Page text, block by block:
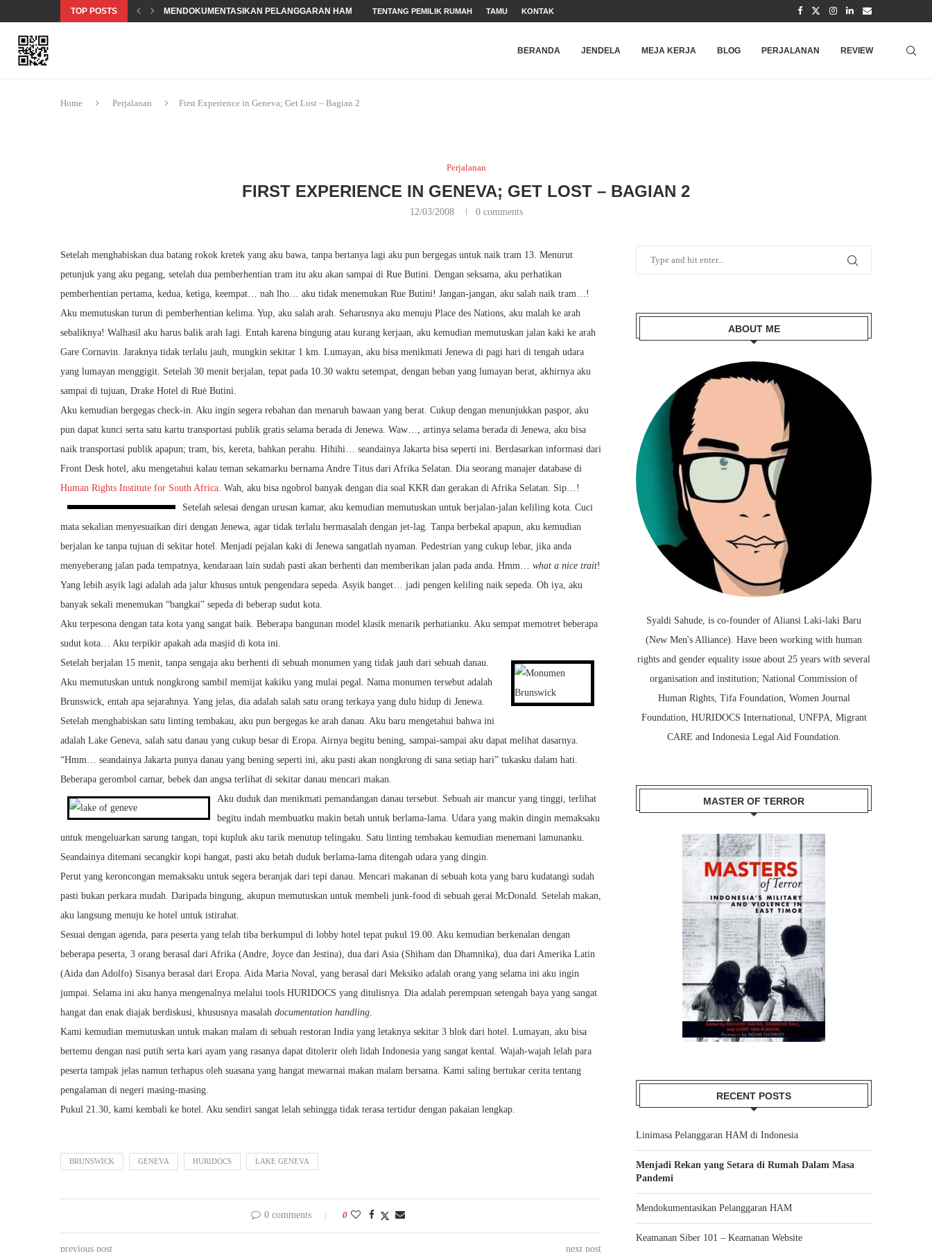
TOP POSTS MENDOKUMENTASIKAN PELANGGARAN HAM TENTANG PEMILIK RUMAH TAMU KONTAK
BERANDA JENDELA MEJA KERJA BLOG PERJALANAN REVIEW
Home Perjalanan First Experience in Geneva; Get Lost – Bagian 2
Perjalanan
FIRST EXPERIENCE IN GENEVA; GET LOST – BAGIAN 2
12/03/2008 0 comments
Setelah menghabiskan dua batang rokok kretek yang aku bawa, tanpa bertanya lagi aku pun bergegas untuk naik tram 13. Menurut
petunjuk yang aku pegang, setelah dua pemberhentian tram itu aku akan sampai di Rue Butini. Dengan seksama, aku perhatikan
pemberhentian pertama, kedua, ketiga, keempat… nah lho… aku tidak menemukan Rue Butini! Jangan-jangan, aku salah naik tram…!
Aku memutuskan turun di pemberhentian kelima. Yup, aku salah arah. Seharusnya aku menuju Place des Nations, aku malah ke arah
sebaliknya! Walhasil aku harus balik arah lagi. Entah karena bingung atau kurang kerjaan, aku kemudian memutuskan jalan kaki ke arah
Gare Cornavin. Jaraknya tidak terlalu jauh, mungkin sekitar 1 km. Lumayan, aku bisa menikmati Jenewa di pagi hari di tengah udara
yang lumayan menggigit. Setelah 30 menit berjalan, tepat pada 10.30 waktu setempat, dengan beban yang lumayan berat, akhirnya aku
sampai di tujuan, Drake Hotel di Ruė Butini.
Aku kemudian bergegas check-in. Aku ingin segera rebahan dan menaruh bawaan yang berat. Cukup dengan menunjukkan paspor, aku
pun dapat kunci serta satu kartu transportasi publik gratis selama berada di Jenewa. Waw…, artinya selama berada di Jenewa, aku bisa
naik transportasi publik apapun; tram, bis, kereta, bahkan perahu. Hihihi… seandainya Jakarta bisa seperti ini. Berdasarkan informasi dari
Front Desk hotel, aku mengetahui kalau teman sekamarku bernama Andre Titus dari Afrika Selatan. Dia seorang manajer database di
Human Rights Institute for South Africa. Wah, aku bisa ngobrol banyak dengan dia soal KKR dan gerakan di Afrika Selatan. Sip…!
Setelah selesai dengan urusan kamar, aku kemudian memutuskan untuk berjalan-jalan keliling kota. Cuci
mata sekalian menyesuaikan diri dengan Jenewa, agar tidak terlalu bermasalah dengan jet-lag. Tanpa berbekal apapun, aku kemudian
berjalan ke tanpa tujuan di sekitar hotel. Menjadi pejalan kaki di Jenewa sangatlah nyaman. Pedestrian yang cukup lebar, jika anda
menyeberang jalan pada tempatnya, kendaraan lain sudah pasti akan berhenti dan memberikan jalan pada anda. Hmm… what a nice trait!
Yang lebih asyik lagi adalah ada jalur khusus untuk pengendara sepeda. Asyik banget… jadi pengen keliling naik sepeda. Oh iya, aku
banyak sekali menemukan “bangkai” sepeda di beberap sudut kota.
Aku terpesona dengan tata kota yang sangat baik. Beberapa bangunan model klasik menarik perhatianku. Aku sempat memotret beberapa
sudut kota… Aku terpikir apakah ada masjid di kota ini.
Setelah berjalan 15 menit, tanpa sengaja aku berhenti di sebuah monumen yang tidak jauh dari sebuah danau.
Aku memutuskan untuk nongkrong sambil memijat kakiku yang mulai pegal. Nama monumen tersebut adalah
Brunswick, entah apa sejarahnya. Yang jelas, dia adalah salah satu orang terkaya yang dulu hidup di Jenewa.
Setelah menghabiskan satu linting tembakau, aku pun bergegas ke arah danau. Aku baru mengetahui bahwa ini
adalah Lake Geneva, salah satu danau yang cukup besar di Eropa. Airnya begitu bening, sampai-sampai aku dapat melihat dasarnya.
“Hmm… seandainya Jakarta punya danau yang bening seperti ini, aku pasti akan nongkrong di sana setiap hari” tukasku dalam hati.
Beberapa gerombol camar, bebek dan angsa terlihat di sekitar danau mencari makan.
Aku duduk dan menikmati pemandangan danau tersebut. Sebuah air mancur yang tinggi, terlihat
begitu indah membuatku makin betah untuk berlama-lama. Udara yang makin dingin memaksaku
untuk mengeluarkan sarung tangan, topi kupluk aku tarik menutup telingaku. Satu linting tembakau kemudian menemani lamunanku.
Seandainya ditemani secangkir kopi hangat, pasti aku betah duduk berlama-lama ditengah udara yang dingin.
Perut yang keroncongan memaksaku untuk segera beranjak dari tepi danau. Mencari makanan di sebuah kota yang baru kudatangi sudah
pasti bukan perkara mudah. Daripada bingung, akupun memutuskan untuk membeli junk-food di sebuah gerai McDonald. Setelah makan,
aku langsung menuju ke hotel untuk istirahat.
Sesuai dengan agenda, para peserta yang telah tiba berkumpul di lobby hotel tepat pukul 19.00. Aku kemudian berkenalan dengan
beberapa peserta, 3 orang berasal dari Afrika (Andre, Joyce dan Jestina), dua dari Asia (Shiham dan Dhamnika), dua dari Amerika Latin
(Aida dan Adolfo) Sisanya berasal dari Eropa. Aida Maria Noval, yang berasal dari Meksiko adalah orang yang selama ini aku ingin
jumpai. Selama ini aku hanya mengenalnya melalui tools HURIDOCS yang ditulisnya. Dia adalah perempuan setengah baya yang sangat
hangat dan enak diajak berdiskusi, khususnya masalah documentation handling.
Kami kemudian memutuskan untuk makan malam di sebuah restoran India yang letaknya sekitar 3 blok dari hotel. Lumayan, aku bisa
bertemu dengan nasi putih serta kari ayam yang rasanya dapat ditolerir oleh lidah Indonesia yang sangat kental. Wajah-wajah lelah para
peserta tampak jelas namun terhapus oleh suasana yang hangat mewarnai makan malam bersama. Kami saling bertukar cerita tentang
pengalaman di negeri masing-masing.
Pukul 21.30, kami kembali ke hotel. Aku sendiri sangat lelah sehingga tidak terasa tertidur dengan pakaian lengkap.
BRUNSWICK GENEVA HURIDOCS LAKE GENEVA
0 comments 0
previous post next post
ABOUT ME
Syaldi Sahude, is co-founder of Aliansi Laki-laki Baru
(New Men's Alliance). Have been working with human
rights and gender equality issue about 25 years with several
organisation and institution; National Commission of
Human Rights, Tifa Foundation, Women Journal
Foundation, HURIDOCS International, UNFPA, Migrant
CARE and Indonesia Legal Aid Foundation.
MASTER OF TERROR
RECENT POSTS
Linimasa Pelanggaran HAM di Indonesia
Menjadi Rekan yang Setara di Rumah Dalam Masa
Pandemi
Mendokumentasikan Pelanggaran HAM
Keamanan Siber 101 – Keamanan Website